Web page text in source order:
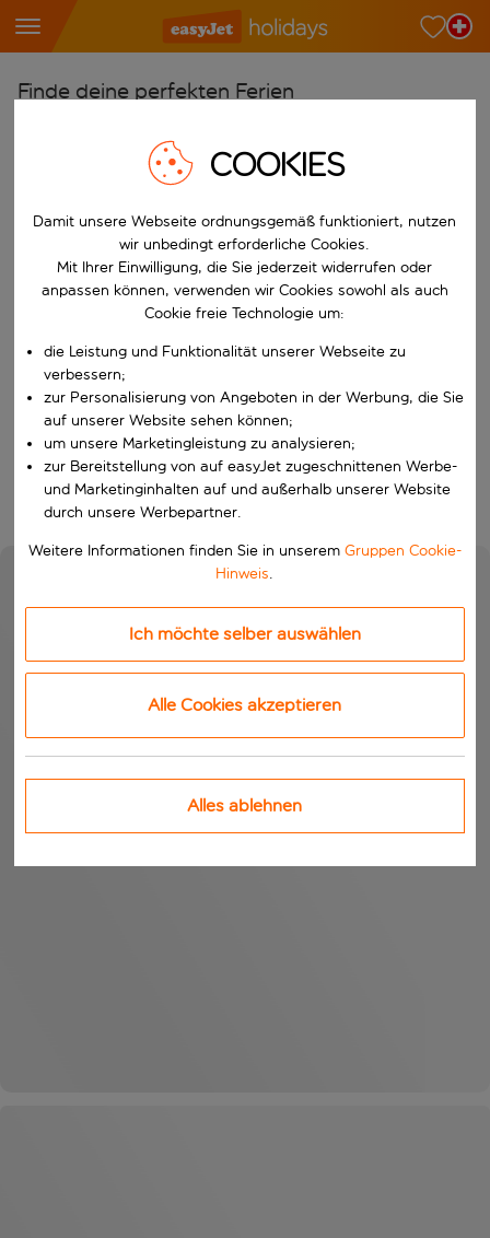
Finde deine perfekten Ferien
Wähle deine Flughäfen
Beginne mit der Eingabe für die automatische
Reiseziele finden
Nach
W&auml;hle ein Ab- und R&uuml;ckflugdatum aus.
Wähle deine Reisedaten
Wann
Wer
Suchen
COOKIES
Damit unsere Webseite ordnungsgemäß funktioniert, nutzen
wir unbedingt erforderliche Cookies.
Mit Ihrer Einwilligung, die Sie jederzeit widerrufen oder
anpassen können, verwenden wir Cookies sowohl als auch
Cookie freie Technologie um:
die Leistung und Funktionalität unserer Webseite zu
verbessern;
zur Personalisierung von Angeboten in der Werbung, die Sie
auf unserer Website sehen können;
um unsere Marketingleistung zu analysieren;
zur Bereitstellung von auf easyJet zugeschnittenen Werbe-
und Marketinginhalten auf und außerhalb unserer Website
durch unsere Werbepartner.
Weitere Informationen finden Sie in unserem Gruppen Cookie-
Hinweis.
Ich möchte selber auswählen
Alle Cookies akzeptieren
Alles ablehnen